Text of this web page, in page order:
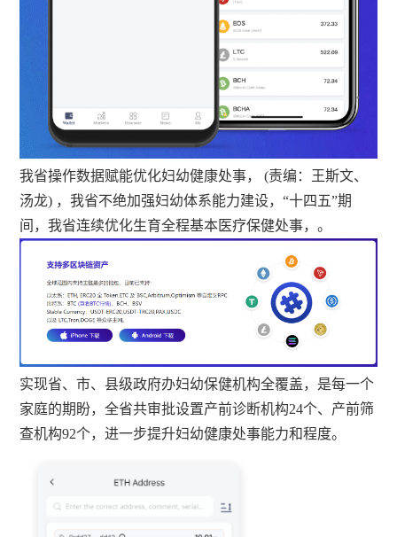
我省操作数据赋能优化妇幼健康处事， (责编：王斯文、
汤龙) ，我省不绝加强妇幼体系能力建设，“十四五”期
间，我省连续优化生育全程基本医疗保健处事，。
实现省、市、县级政府办妇幼保健机构全覆盖，是每一个
家庭的期盼，全省共审批设置产前诊断机构24个、产前筛
查机构92个，进一步提升妇幼健康处事能力和程度。